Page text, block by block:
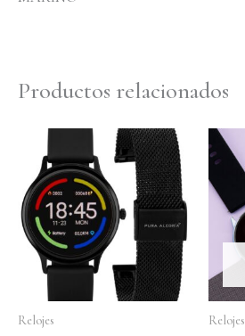
Productos relacionados
Relojes Relojes